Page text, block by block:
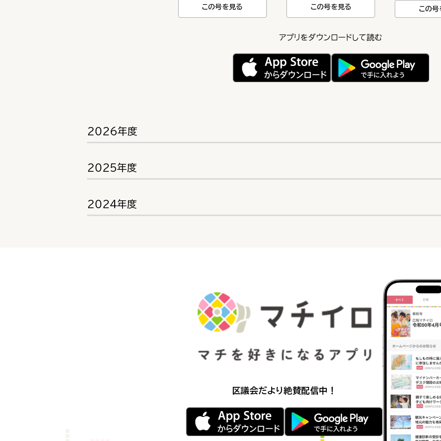
この号を見る この号を見る この号
アプリをダウンロードして読む
2026年度
2025年度
2024年度
区議会だより絶賛配信中！